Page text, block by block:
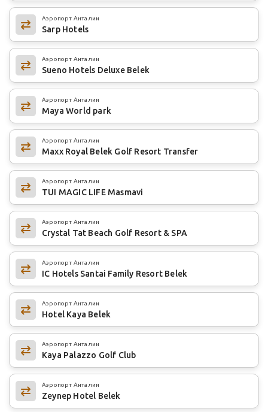
Аэропорт Анталии
Sarp Hotels
Аэропорт Анталии
Sueno Hotels Deluxe Belek
Аэропорт Анталии
Maya World park
Аэропорт Анталии
Maxx Royal Belek Golf Resort Transfer
Аэропорт Анталии
TUI MAGIC LIFE Masmavi
Аэропорт Анталии
Crystal Tat Beach Golf Resort & SPA
Аэропорт Анталии
IC Hotels Santai Family Resort Belek
Аэропорт Анталии
Hotel Kaya Belek
Аэропорт Анталии
Kaya Palazzo Golf Club
Аэропорт Анталии
Zeynep Hotel Belek